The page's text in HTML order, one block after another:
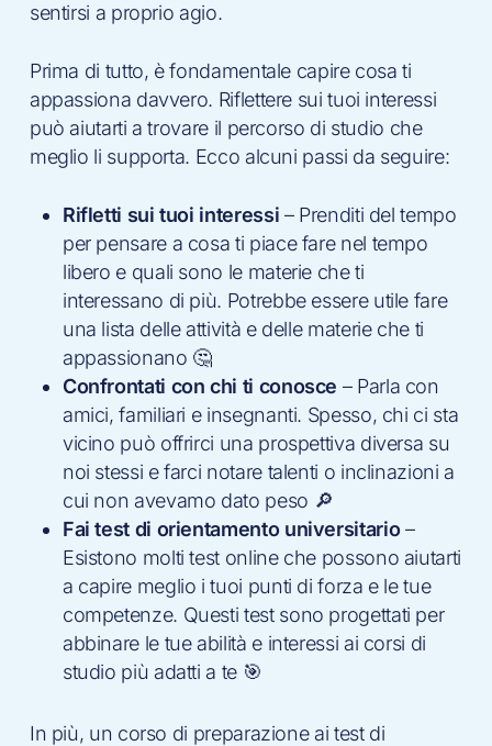
sentirsi a proprio agio.
Prima di tutto, è fondamentale capire cosa ti
appassiona davvero. Riflettere sui tuoi interessi
può aiutarti a trovare il percorso di studio che
meglio li supporta. Ecco alcuni passi da seguire:
Rifletti sui tuoi interessi – Prenditi del tempo
per pensare a cosa ti piace fare nel tempo
libero e quali sono le materie che ti
interessano di più. Potrebbe essere utile fare
una lista delle attività e delle materie che ti
appassionano 🤔
Confrontati con chi ti conosce – Parla con
amici, familiari e insegnanti. Spesso, chi ci sta
vicino può offrirci una prospettiva diversa su
noi stessi e farci notare talenti o inclinazioni a
cui non avevamo dato peso 🔎
Fai test di orientamento universitario–
Esistono molti test online che possono aiutarti
a capire meglio i tuoi punti di forza e le tue
competenze. Questi test sono progettati per
abbinare le tue abilità e interessi ai corsi di
studio più adatti a te 🎯
In più, un corso di preparazione ai test di